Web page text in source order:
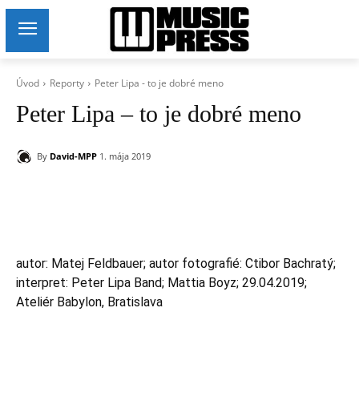
Úvod Reporty Peter Lipa - to je dobré meno
Peter Lipa – to je dobré meno
By David-MPP 1. mája 2019
autor: Matej Feldbauer; autor fotografié: Ctibor Bachratý;
interpret: Peter Lipa Band; Mattia Boyz; 29.04.2019;
Ateliér Babylon, Bratislava